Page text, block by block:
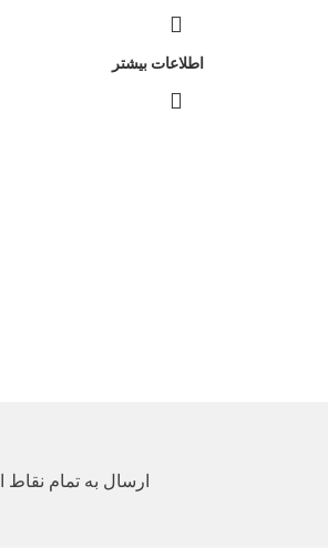
اطلاعات بیشتر
ارسال به تمام نقاط